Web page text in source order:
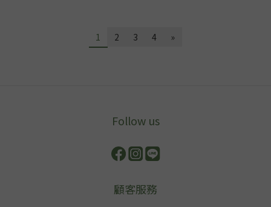
1 2 3 4 »
Follow us
顧客服務